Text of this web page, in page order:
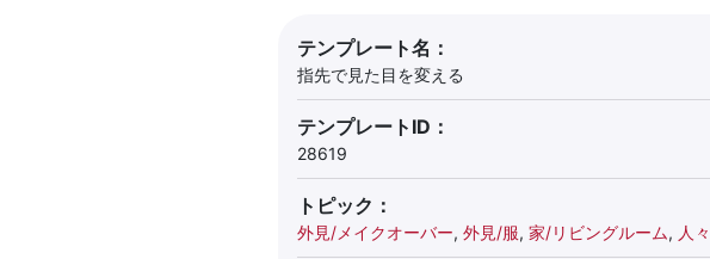
テンプレート名：
指先で見た目を変える
テンプレートID：
28619
トピック：
外見/メイクオーバー, 外見/服, 家/リビングルーム, 人